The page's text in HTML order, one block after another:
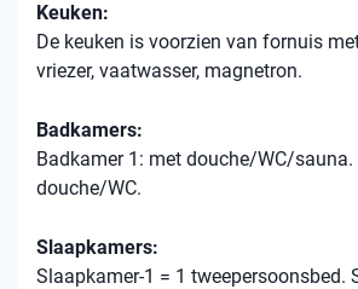
Keuken:
De keuken is voorzien van fornuis
vriezer, vaatwasser, magnetron.
Badkamers:
Badkamer 1: met douche/WC/
douche/WC.
Slaapkamers:
Slaapkamer-1 = 1 tweepersoonsbed.